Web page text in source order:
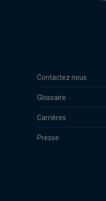
Contactez nous
Glossaire
Carrières
Presse